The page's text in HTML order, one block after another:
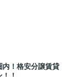
内！格安分譲賃貸